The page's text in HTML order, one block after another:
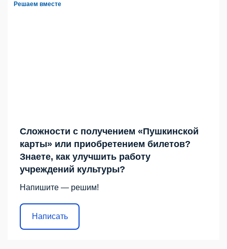
Решаем вместе
Сложности с получением «Пушкинской
карты» или приобретением билетов?
Знаете, как улучшить работу
учреждений культуры?
Напишите — решим!
Написать